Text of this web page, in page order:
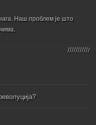
Наш проблем је што